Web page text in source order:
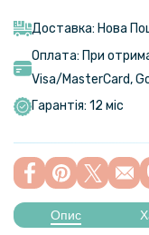
Доставка: Нова
Оплата: При
Visa/MasterСard,
Гарантія: 12 міс
Опис